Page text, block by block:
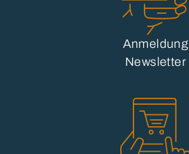
Anmeldung
Newsletter